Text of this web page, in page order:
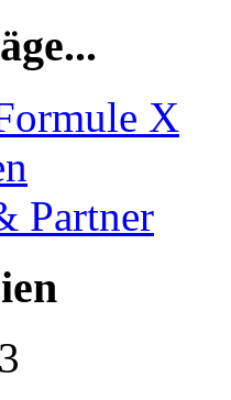
X
Partner